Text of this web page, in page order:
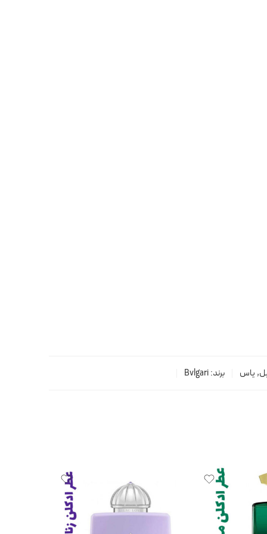
, یاس برند:Bvlgari